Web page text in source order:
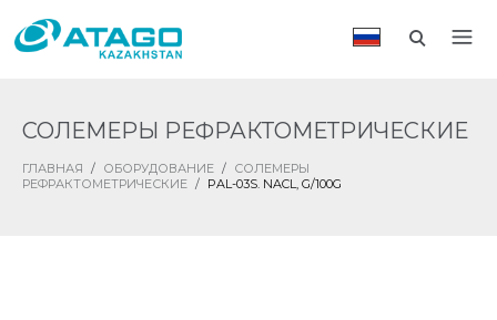
СОЛЕМЕРЫ РЕФРАКТОМЕТРИЧЕСКИЕ
ГЛАВНАЯ / ОБОРУДОВАНИЕ / СОЛЕМЕРЫ
РЕФРАКТОМЕТРИЧЕСКИЕ / PAL-03S. NACL, G/100G